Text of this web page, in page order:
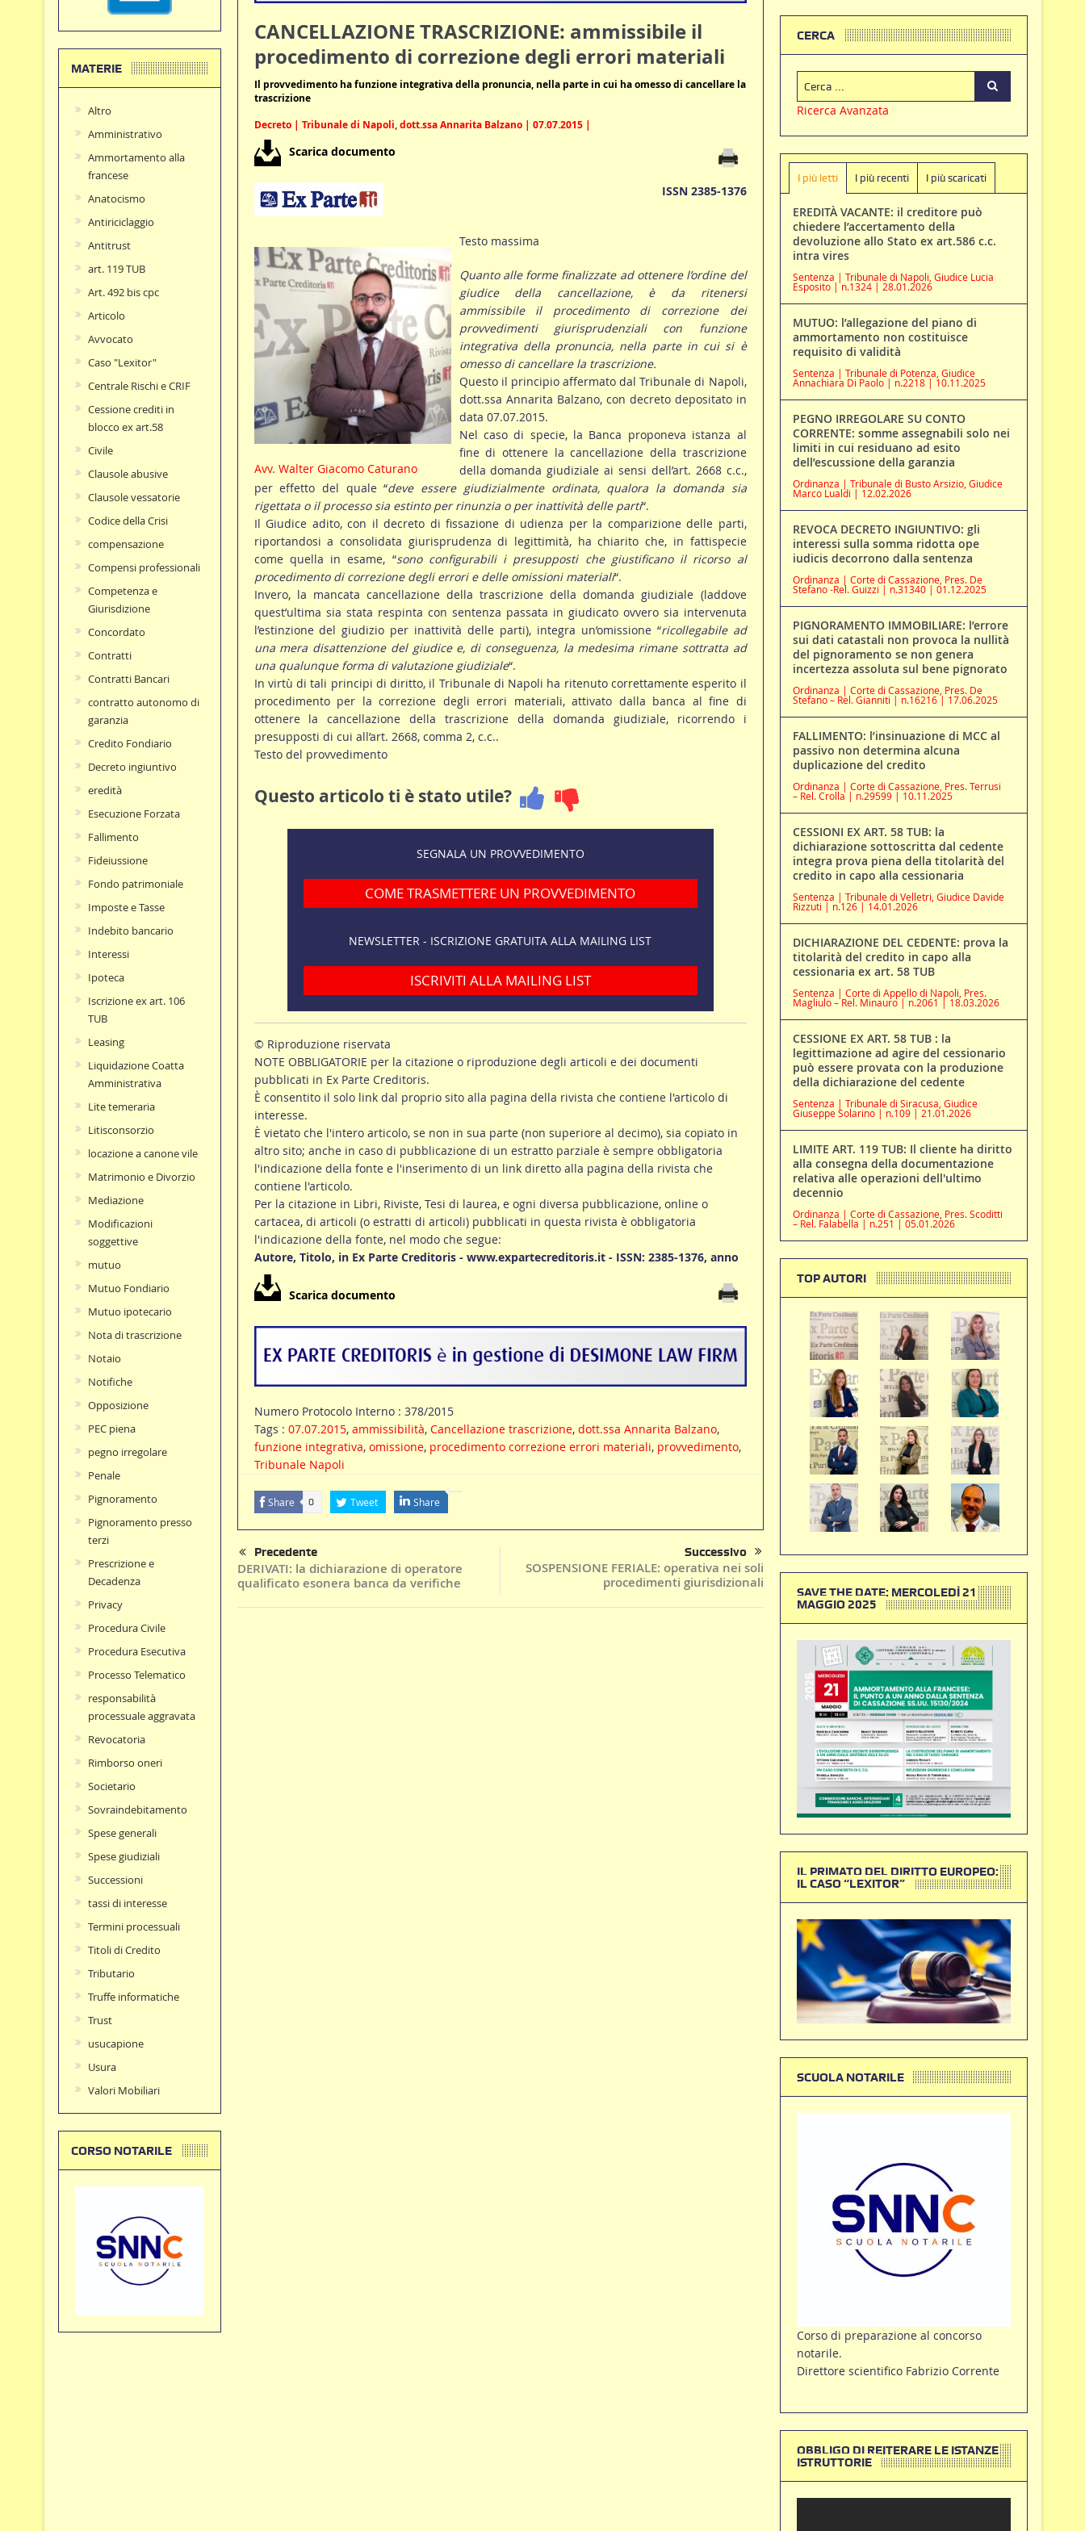
CANCELLAZIONE TRASCRIZIONE: ammissibile il
procedimento di correzione degli errori materiali
Il provvedimento ha funzione integrativa della pronuncia, nella parte in cui ha omesso di cancellare la
trascrizione
Decreto | Tribunale di Napoli, dott.ssa Annarita Balzano | 07.07.2015 |
Scarica documento
ISSN 2385-1376
Avv. Walter Giacomo Caturano
Testo massima
Quanto alle forme finalizzate ad ottenere l’ordine del
giudice della cancellazione, è da ritenersi
ammissibile il procedimento di correzione dei
provvedimenti giurisprudenziali con funzione
integrativa della pronuncia, nella parte in cui si è
omesso di cancellare la trascrizione.
Questo il principio affermato dal Tribunale di Napoli,
dott.ssa Annarita Balzano, con decreto depositato in
data 07.07.2015.
Nel caso di specie, la Banca proponeva istanza al
fine di ottenere la cancellazione della trascrizione
della domanda giudiziale ai sensi dell’art. 2668 c.c.,
per effetto del quale “deve essere giudizialmente ordinata, qualora la domanda sia
rigettata o il processo sia estinto per rinunzia o per inattività delle parti“.
Il Giudice adito, con il decreto di fissazione di udienza per la comparizione delle parti,
riportandosi a consolidata giurisprudenza di legittimità, ha chiarito che, in fattispecie
come quella in esame, “sono configurabili i presupposti che giustificano il ricorso al
procedimento di correzione degli errori e delle omissioni materiali“.
Invero, la mancata cancellazione della trascrizione della domanda giudiziale (laddove
quest’ultima sia stata respinta con sentenza passata in giudicato ovvero sia intervenuta
l’estinzione del giudizio per inattività delle parti), integra un’omissione “ricollegabile ad
una mera disattenzione del giudice e, di conseguenza, la medesima rimane sottratta ad
una qualunque forma di valutazione giudiziale“.
In virtù di tali principi di diritto, il Tribunale di Napoli ha ritenuto correttamente esperito il
procedimento per la correzione degli errori materiali, attivato dalla banca al fine di
ottenere la cancellazione della trascrizione della domanda giudiziale, ricorrendo i
presupposti di cui all’art. 2668, comma 2, c.c..
Testo del provvedimento
Questo articolo ti è stato utile?
SEGNALA UN PROVVEDIMENTO
COME TRASMETTERE UN PROVVEDIMENTO
NEWSLETTER - ISCRIZIONE GRATUITA ALLA MAILING LIST
ISCRIVITI ALLA MAILING LIST
© Riproduzione riservata
NOTE OBBLIGATORIE per la citazione o riproduzione degli articoli e dei documenti
pubblicati in Ex Parte Creditoris.
È consentito il solo link dal proprio sito alla pagina della rivista che contiene l'articolo di
interesse.
È vietato che l'intero articolo, se non in sua parte (non superiore al decimo), sia copiato in
altro sito; anche in caso di pubblicazione di un estratto parziale è sempre obbligatoria
l'indicazione della fonte e l'inserimento di un link diretto alla pagina della rivista che
contiene l'articolo.
Per la citazione in Libri, Riviste, Tesi di laurea, e ogni diversa pubblicazione, online o
cartacea, di articoli (o estratti di articoli) pubblicati in questa rivista è obbligatoria
l'indicazione della fonte, nel modo che segue:
Autore, Titolo, in Ex Parte Creditoris - www.expartecreditoris.it - ISSN: 2385-1376, anno
Scarica documento
Numero Protocolo Interno : 378/2015
Tags : 07.07.2015, ammissibilità, Cancellazione trascrizione, dott.ssa Annarita Balzano,
funzione integrativa, omissione, procedimento correzione errori materiali, provvedimento,
Tribunale Napoli
Share 0 Tweet Share
Precedente
DERIVATI: la dichiarazione di operatore
qualificato esonera banca da verifiche
Successivo
SOSPENSIONE FERIALE: operativa nei soli
procedimenti giurisdizionali
MATERIE
Altro
Amministrativo
Ammortamento alla
francese
Anatocismo
Antiriciclaggio
Antitrust
art. 119 TUB
Art. 492 bis cpc
Articolo
Avvocato
Caso "Lexitor"
Centrale Rischi e CRIF
Cessione crediti in
blocco ex art.58
Civile
Clausole abusive
Clausole vessatorie
Codice della Crisi
compensazione
Compensi professionali
Competenza e
Giurisdizione
Concordato
Contratti
Contratti Bancari
contratto autonomo di
garanzia
Credito Fondiario
Decreto ingiuntivo
eredità
Esecuzione Forzata
Fallimento
Fideiussione
Fondo patrimoniale
Imposte e Tasse
Indebito bancario
Interessi
Ipoteca
Iscrizione ex art. 106
TUB
Leasing
Liquidazione Coatta
Amministrativa
Lite temeraria
Litisconsorzio
locazione a canone vile
Matrimonio e Divorzio
Mediazione
Modificazioni
soggettive
mutuo
Mutuo Fondiario
Mutuo ipotecario
Nota di trascrizione
Notaio
Notifiche
Opposizione
PEC piena
pegno irregolare
Penale
Pignoramento
Pignoramento presso
terzi
Prescrizione e
Decadenza
Privacy
Procedura Civile
Procedura Esecutiva
Processo Telematico
responsabilità
processuale aggravata
Revocatoria
Rimborso oneri
Societario
Sovraindebitamento
Spese generali
Spese giudiziali
Successioni
tassi di interesse
Termini processuali
Titoli di Credito
Tributario
Truffe informatiche
Trust
usucapione
Usura
Valori Mobiliari
CORSO NOTARILE
CERCA
Ricerca Avanzata
I più letti I più recenti I più scaricati
EREDITÀ VACANTE: il creditore può
chiedere l’accertamento della
devoluzione allo Stato ex art.586 c.c.
intra vires
Sentenza | Tribunale di Napoli, Giudice Lucia
Esposito | n.1324 | 28.01.2026
MUTUO: l’allegazione del piano di
ammortamento non costituisce
requisito di validità
Sentenza | Tribunale di Potenza, Giudice
Annachiara Di Paolo | n.2218 | 10.11.2025
PEGNO IRREGOLARE SU CONTO
CORRENTE: somme assegnabili solo nei
limiti in cui residuano ad esito
dell’escussione della garanzia
Ordinanza | Tribunale di Busto Arsizio, Giudice
Marco Lualdi | 12.02.2026
REVOCA DECRETO INGIUNTIVO: gli
interessi sulla somma ridotta ope
iudicis decorrono dalla sentenza
Ordinanza | Corte di Cassazione, Pres. De
Stefano -Rel. Guizzi | n.31340 | 01.12.2025
PIGNORAMENTO IMMOBILIARE: l’errore
sui dati catastali non provoca la nullità
del pignoramento se non genera
incertezza assoluta sul bene pignorato
Ordinanza | Corte di Cassazione, Pres. De
Stefano – Rel. Gianniti | n.16216 | 17.06.2025
FALLIMENTO: l’insinuazione di MCC al
passivo non determina alcuna
duplicazione del credito
Ordinanza | Corte di Cassazione, Pres. Terrusi
– Rel. Crolla | n.29599 | 10.11.2025
CESSIONI EX ART. 58 TUB: la
dichiarazione sottoscritta dal cedente
integra prova piena della titolarità del
credito in capo alla cessionaria
Sentenza | Tribunale di Velletri, Giudice Davide
Rizzuti | n.126 | 14.01.2026
DICHIARAZIONE DEL CEDENTE: prova la
titolarità del credito in capo alla
cessionaria ex art. 58 TUB
Sentenza | Corte di Appello di Napoli, Pres.
Magliulo – Rel. Minauro | n.2061 | 18.03.2026
CESSIONE EX ART. 58 TUB : la
legittimazione ad agire del cessionario
può essere provata con la produzione
della dichiarazione del cedente
Sentenza | Tribunale di Siracusa, Giudice
Giuseppe Solarino | n.109 | 21.01.2026
LIMITE ART. 119 TUB: Il cliente ha diritto
alla consegna della documentazione
relativa alle operazioni dell'ultimo
decennio
Ordinanza | Corte di Cassazione, Pres. Scoditti
– Rel. Falabella | n.251 | 05.01.2026
TOP AUTORI
SAVE THE DATE: MERCOLEDÌ 21
MAGGIO 2025
IL PRIMATO DEL DIRITTO EUROPEO:
IL CASO “LEXITOR”
SCUOLA NOTARILE
Corso di preparazione al concorso
notarile.
Direttore scientifico Fabrizio Corrente
OBBLIGO DI REITERARE LE ISTANZE
ISTRUTTORIE